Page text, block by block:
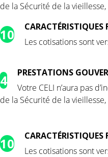
de la Sécurité de la vieillesse,
10
CARACTÉRISTIQUES
Les cotisations sont
4
PRESTATIONS
Votre CELI n’aura pas
de la Sécurité de la vieillesse,
10
CARACTÉRISTIQUES
Les cotisations sont